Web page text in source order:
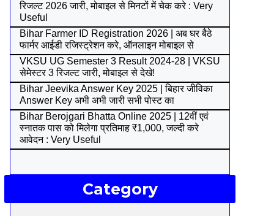
रिजल्ट 2026 जारी, मोबाइल से मिनटों में चेक करे : Very
Useful
Bihar Farmer ID Registration 2026 | अब घर बैठे
फार्मर आईडी रजिस्ट्रेशन करे, ऑनलाइन मोबाइल से
VKSU UG Semester 3 Result 2024-28 | VKSU
सेमेस्टर 3 रिजल्ट जारी, मोबाइल से देखे!
Bihar Jeevika Answer Key 2025 | बिहार जीविका
Answer Key अभी अभी जारी सभी पोस्ट का
Bihar Berojgari Bhatta Online 2025 | 12वीं एवं
स्नातक पास को मिलेगा प्रतिमाह ₹1,000, जल्दी करे
आवेदन : Very Useful
Category